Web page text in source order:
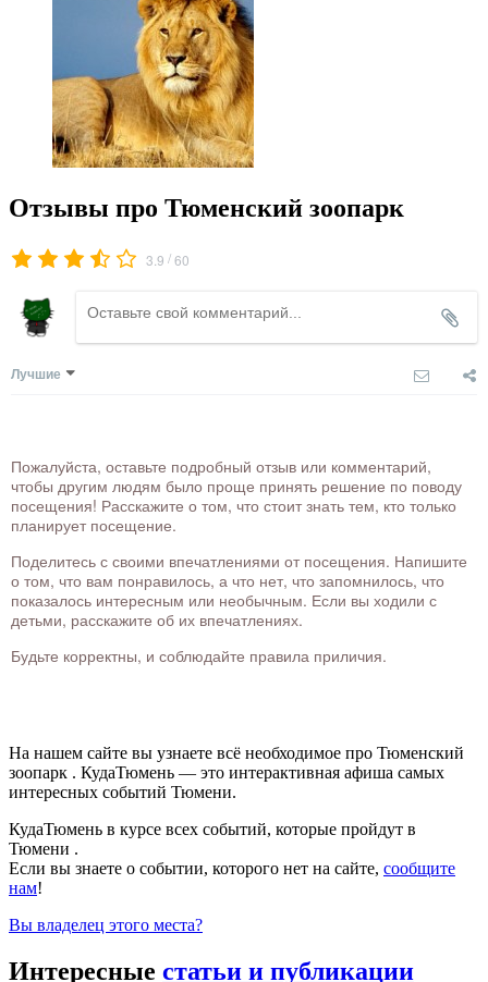
Отзывы про Тюменский зоопарк
3.9 /60
Лучшие
Пожалуйста, оставьте подробный отзыв или комментарий,
чтобы другим людям было проще принять решение по поводу
посещения! Расскажите о том, что стоит знать тем, кто только
планирует посещение.
Поделитесь с своими впечатлениями от посещения. Напишите
о том, что вам понравилось, а что нет, что запомнилось, что
показалось интересным или необычным. Если вы ходили с
детьми, расскажите об их впечатлениях.
Будьте корректны, и соблюдайте правила приличия.
На нашем сайте вы узнаете всё необходимое про Тюменский
зоопарк . КудаТюмень — это интерактивная афиша самых
интересных событий Тюмени.
КудаТюмень в курсе всех событий, которые пройдут в
Тюмени .
Если вы знаете о событии, которого нет на сайте, сообщите
нам!
Вы владелец этого места?
Интересные статьи и публикации